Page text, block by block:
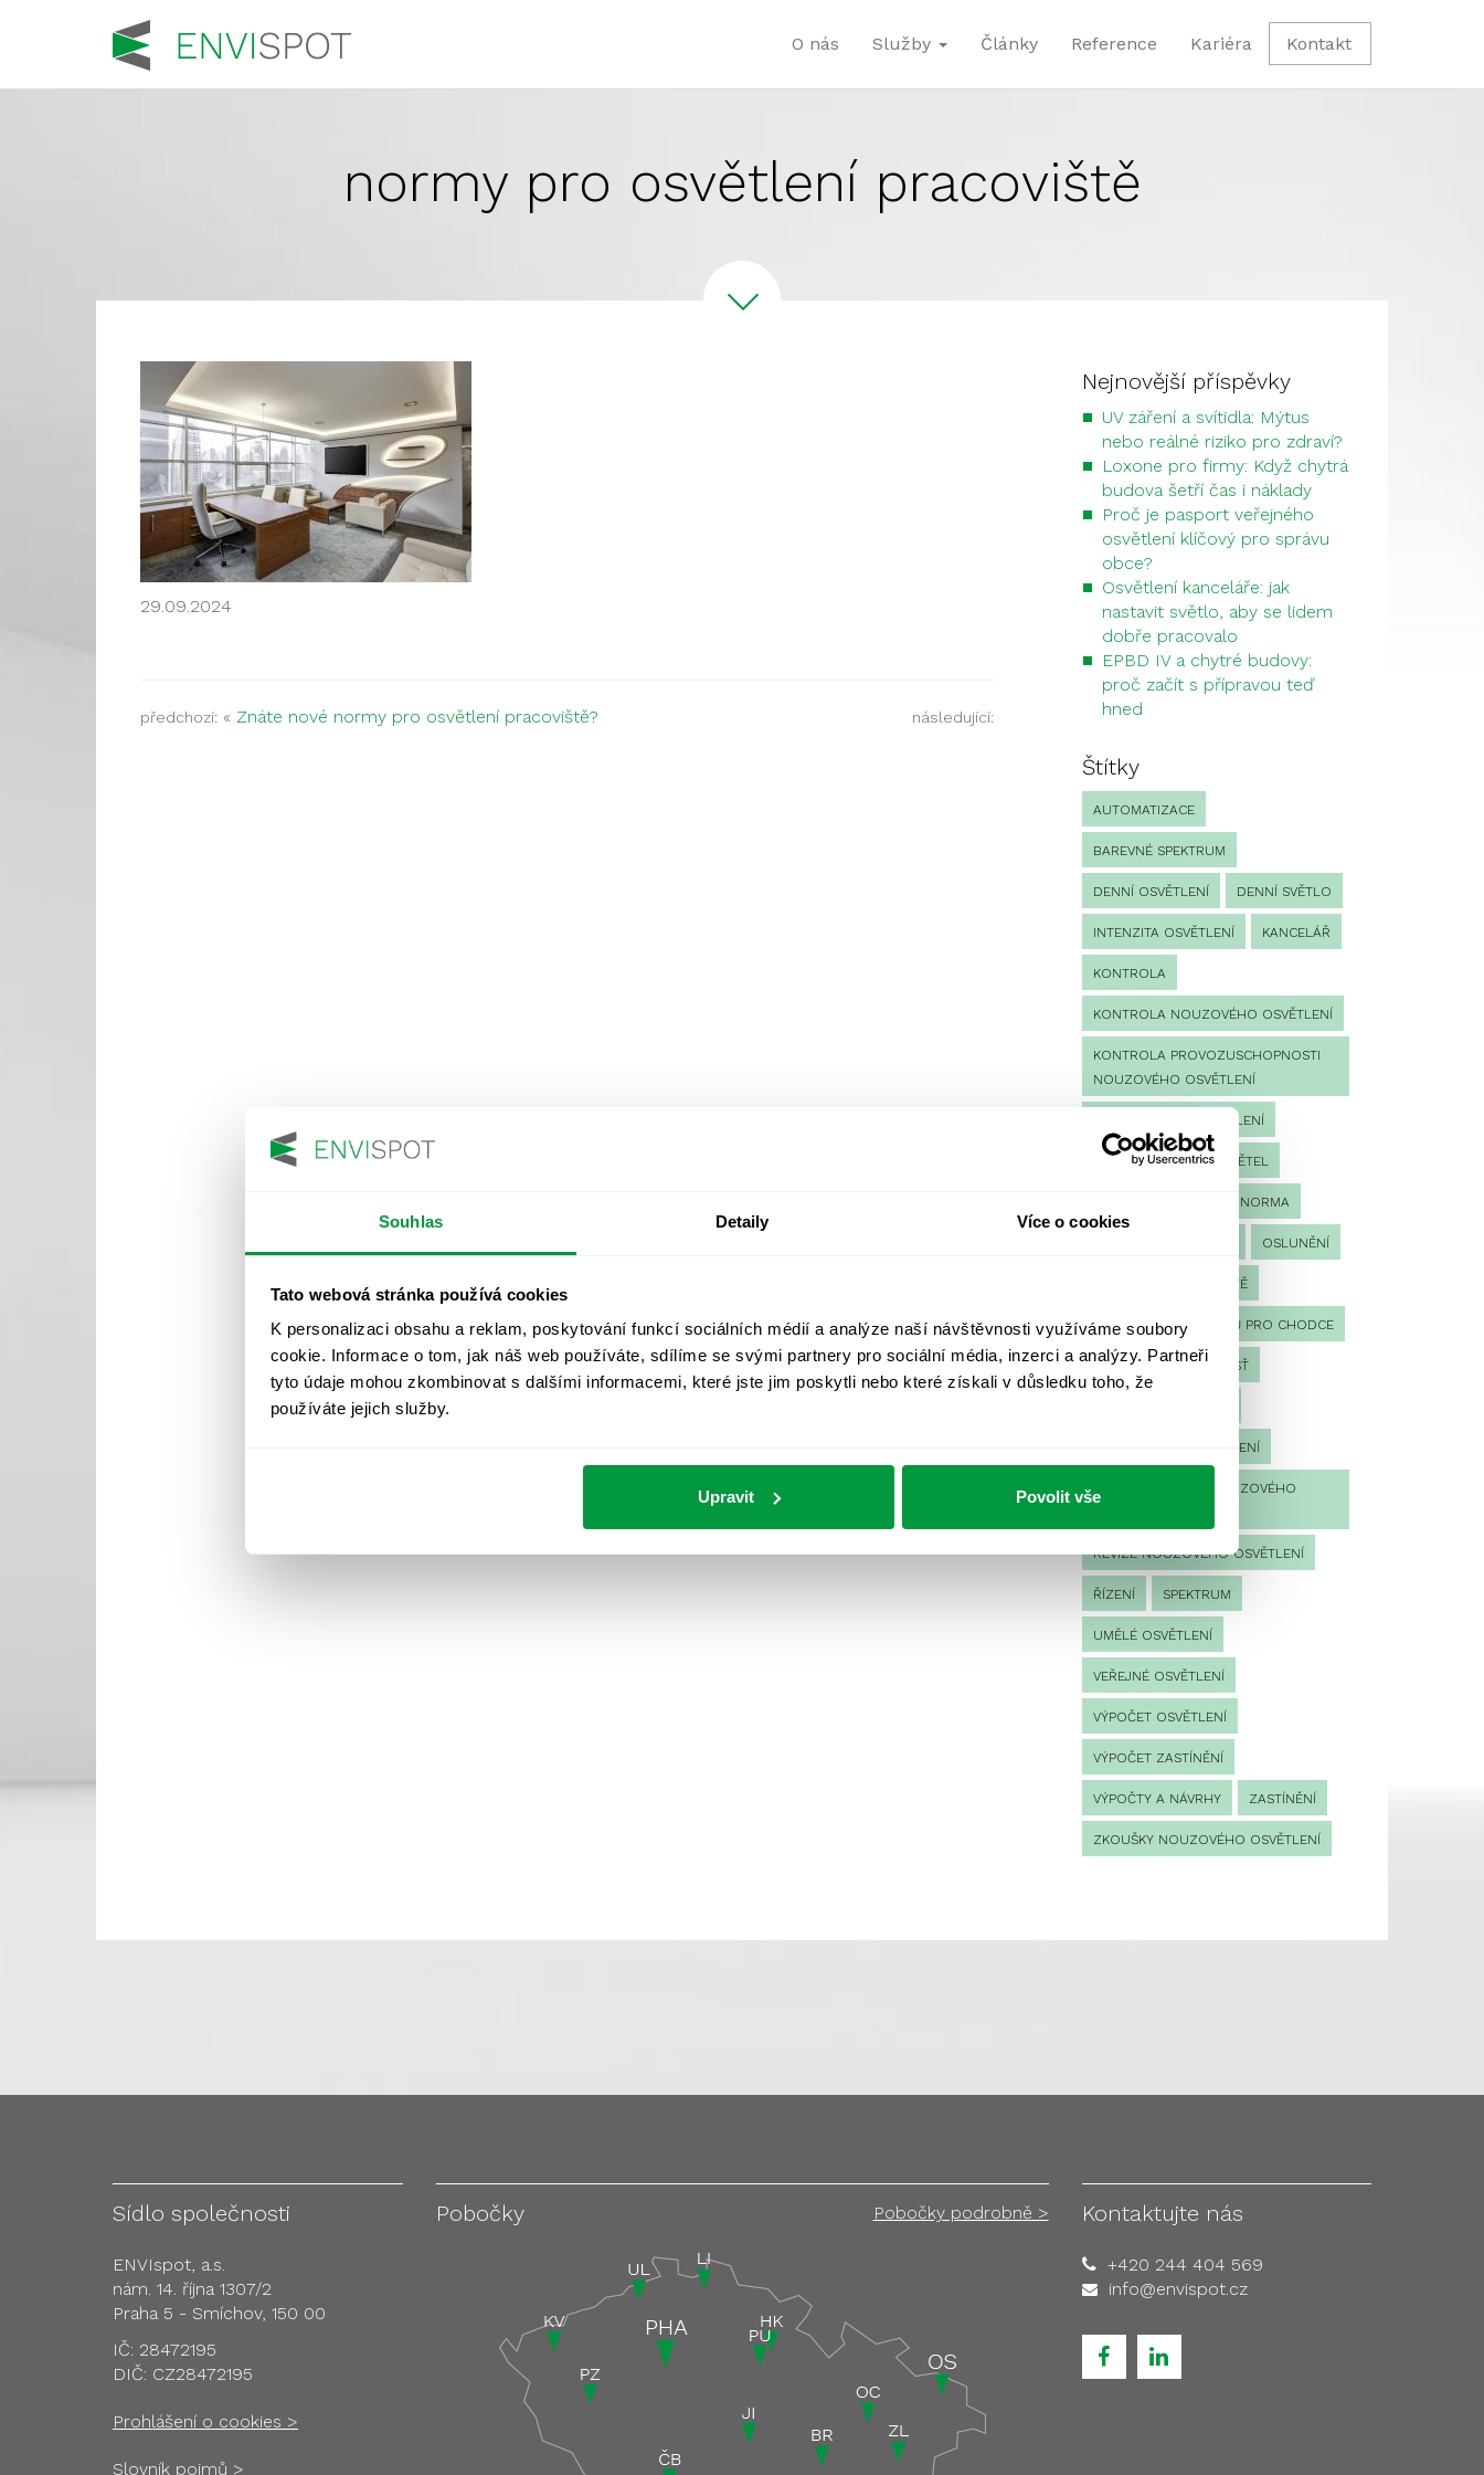
Souhlas Detaily Více o cookies
Tato webová stránka používá cookies
K personalizaci obsahu a reklam, poskytování funkcí sociálních médií a analýze naší návštěvnosti využíváme soubory
cookie. Informace o tom, jak náš web používáte, sdílíme se svými partnery pro sociální média, inzerci a analýzy. Partneři
tyto údaje mohou zkombinovat s dalšími informacemi, které jste jim poskytli nebo které získali v důsledku toho, že
používáte jejich služby.
Upravit Povolit vše
O nás Služby Články Reference Kariéra Kontakt
normy pro osvětlení pracoviště
29.09.2024
předchozí: « Znáte nové normy pro osvětlení pracoviště? následující:
Nejnovější příspěvky
UV záření a svítidla: Mýtus
nebo reálné riziko pro zdraví?
Loxone pro firmy: Když chytrá
budova šetří čas i náklady
Proč je pasport veřejného
osvětlení klíčový pro správu
obce?
Osvětlení kanceláře: jak
nastavit světlo, aby se lidem
dobře pracovalo
EPBD IV a chytré budovy:
proč začít s přípravou teď
hned
Štítky
AUTOMATIZACE
BAREVNÉ SPEKTRUM
DENNÍ OSVĚTLENÍ DENNÍ SVĚTLO
INTENZITA OSVĚTLENÍ KANCELÁŘ
KONTROLA
KONTROLA NOUZOVÉHO OSVĚTLENÍ
KONTROLA PROVOZUSCHOPNOSTI
NOUZOVÉHO OSVĚTLENÍ
LED NOUZOVÉ OSVĚTLENÍ
MĚŘENÍ MĚŘENÍ SVĚTEL
NORMA
OSLUNĚNÍ
OSVĚTLENÍ PRACOVIŠTĚ
OSVĚTLENÍ PŘECHODŮ PRO CHODCE
OSVĚTLENÍ SPORTOVIŠŤ
PROTIPANICKÉ OSVĚTLENÍ
PROVOZNÍ DENÍK NOUZOVÉHO
REVIZE NOUZOVÉHO OSVĚTLENÍ
ŘÍZENÍ SPEKTRUM
UMĚLÉ OSVĚTLENÍ
VEŘEJNÉ OSVĚTLENÍ
VÝPOČET OSVĚTLENÍ
VÝPOČET ZASTÍNĚNÍ
VÝPOČTY A NÁVRHY ZASTÍNĚNÍ
ZKOUŠKY NOUZOVÉHO OSVĚTLENÍ
Sídlo společnosti
ENVIspot, a.s.
nám. 14. října 1307/2
Praha 5 - Smíchov, 150 00
IČ: 28472195
DIČ: CZ28472195
Prohlášení o cookies >
Slovník pojmů >
Pobočky Pobočky podrobně > Kontaktujte nás
+420 244 404 569
info@envispot.cz